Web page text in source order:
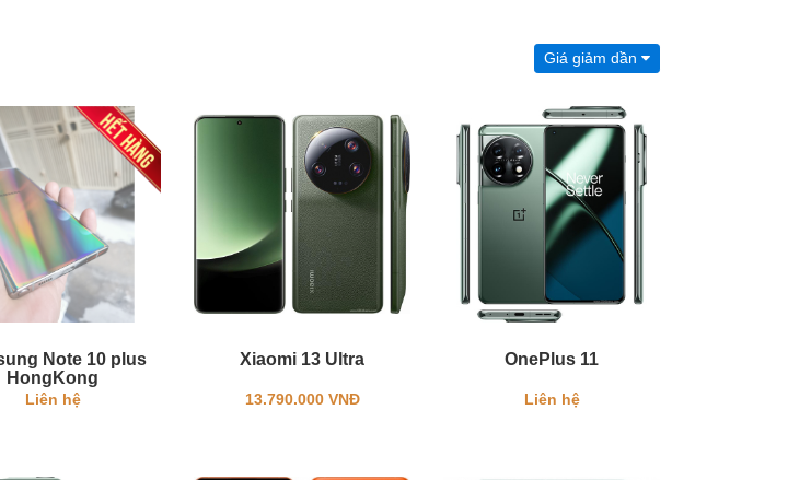
Giá giảm dần
Note 10 plus
HongKong
Liên hệ
Xiaomi 13 Ultra
13.790.000 VNĐ
OnePlus 11
Liên hệ